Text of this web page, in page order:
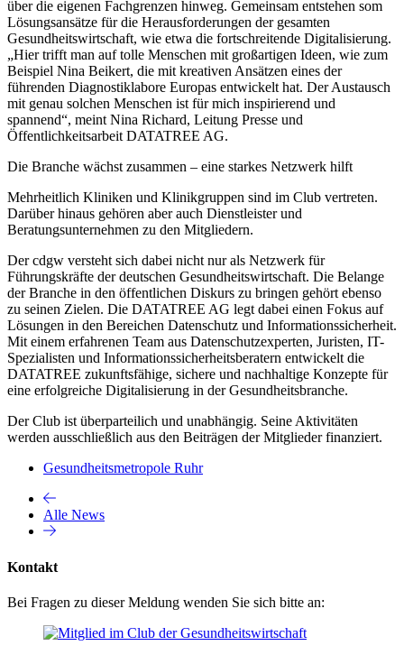
über die eigenen Fachgrenzen hinweg. Gemeinsam entstehen som
Lösungsansätze für die Herausforderungen der gesamten
Gesundheitswirtschaft, wie etwa die fortschreitende Digitalisierung.
„Hier trifft man auf tolle Menschen mit großartigen Ideen, wie zum
Beispiel Nina Beikert, die mit kreativen Ansätzen eines der
führenden Diagnostiklabore Europas entwickelt hat. Der Austausch
mit genau solchen Menschen ist für mich inspirierend und
spannend“, meint Nina Richard, Leitung Presse und
Öffentlichkeitsarbeit DATATREE AG.
Die Branche wächst zusammen – eine starkes Netzwerk hilft
Mehrheitlich Kliniken und Klinikgruppen sind im Club vertreten.
Darüber hinaus gehören aber auch Dienstleister und
Beratungsunternehmen zu den Mitgliedern.
Der cdgw versteht sich dabei nicht nur als Netzwerk für
Führungskräfte der deutschen Gesundheitswirtschaft. Die Belange
der Branche in den öffentlichen Diskurs zu bringen gehört ebenso
zu seinen Zielen. Die DATATREE AG legt dabei einen Fokus auf
Lösungen in den Bereichen Datenschutz und Informationssicherheit.
Mit einem erfahrenen Team aus Datenschutzexperten, Juristen, IT-
Spezialisten und Informationssicherheitsberatern entwickelt die
DATATREE zukunftsfähige, sichere und nachhaltige Konzepte für
eine erfolgreiche Digitalisierung in der Gesundheitsbranche.
Der Club ist überparteilich und unabhängig. Seine Aktivitäten
werden ausschließlich aus den Beiträgen der Mitglieder finanziert.
Gesundheitsmetropole Ruhr
Alle News
Kontakt
Bei Fragen zu dieser Meldung wenden Sie sich bitte an: